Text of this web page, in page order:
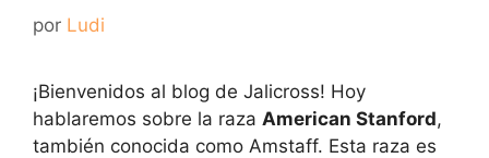
por Ludi
¡Bienvenidos al blog de Jalicross! Hoy
hablaremos sobre la raza American Stanford,
también conocida como Amstaff. Esta raza es